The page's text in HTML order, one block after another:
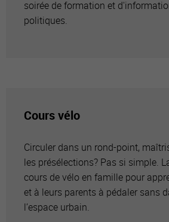
soirée de formation et
politiques.
Cours vélo
Circuler dans un rond-point,
les présélections? Pas si simple.
cours de vélo en famille pour
et à leurs parents à pédaler sans
l’espace urbain.